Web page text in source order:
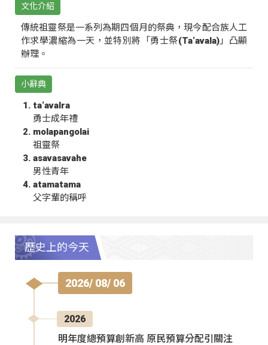
文化介紹
傳統祖靈祭是一系列為期四個月的祭典，現今配合族人工
作求學濃縮為一天，並特別將「勇士祭(Ta‘avala)」凸顯
辦理。
小辭典
ta‘avalra
勇士成年禮
molapangolai
祖靈祭
asavasavahe
男性青年
atamatama
父字輩的稱呼
歷史上的今天
2026/ 08/ 06
2026
明年度總預算創新高 原民預算分配引關注